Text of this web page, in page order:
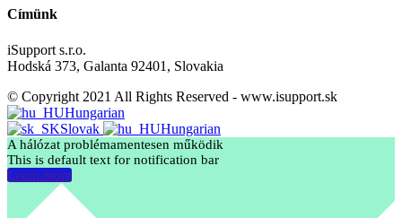
Címünk
iSupport s.r.o.
Hodská 373, Galanta 92401, Slovakia
© Copyright 2021 All Rights Reserved - www.isupport.sk
Hungarian
Slovak
Hungarian
A hálózat problémamentesen működik
This is default text for notification bar
Learn more